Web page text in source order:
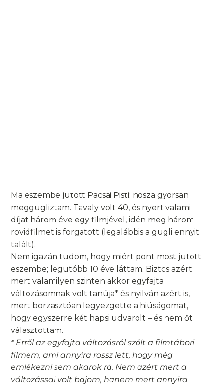
Ma eszembe jutott Pacsai Pisti; nosza gyorsan
meggugliztam. Tavaly volt 40, és nyert valami
díjat három éve egy filmjével, idén meg három
rövidfilmet is forgatott (legalábbis a gugli ennyit
talált).
Nem igazán tudom, hogy miért pont most jutott
eszembe; legutóbb 10 éve láttam. Biztos azért,
mert valamilyen szinten akkor egyfajta
változásomnak volt tanúja* és nyilván azért is,
mert borzasztóan legyezgette a hiúságomat,
hogy egyszerre két hapsi udvarolt – és nem őt
választottam.
* Erről az egyfajta változásról szólt a filmtábori
filmem, ami annyira rossz lett, hogy még
emlékezni sem akarok rá. Nem azért mert a
változással volt bajom, hanem mert annyira